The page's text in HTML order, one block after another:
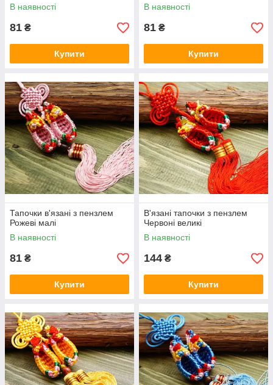
В наявності
81 ₴
Купити
В наявності
81 ₴
Купити
Тапочки в'язані з пензлем
Рожеві малі
В наявності
81 ₴
Купити
В'язані тапочки з пензлем
Червоні великі
В наявності
144 ₴
Купити